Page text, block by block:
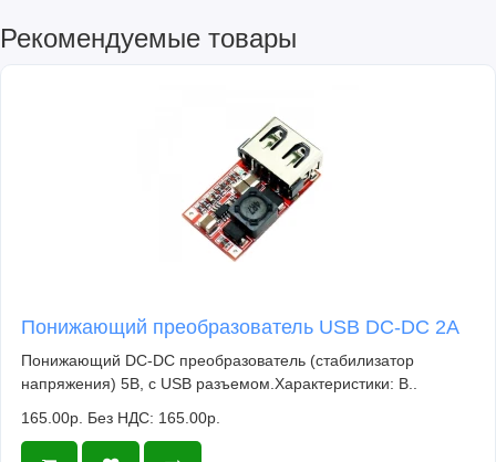
Рекомендуемые товары
Понижающий преобразователь USB DC-DC 2A
Понижающий DC-DC преобразователь (стабилизатор
напряжения) 5В, с USB разъемом.Характеристики: В..
165.00р. Без НДС: 165.00р.